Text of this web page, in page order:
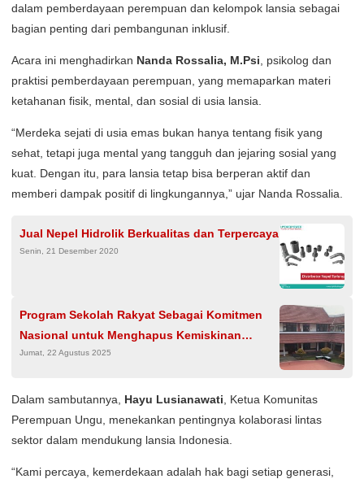
dalam pemberdayaan perempuan dan kelompok lansia sebagai
bagian penting dari pembangunan inklusif.
Acara ini menghadirkan Nanda Rossalia, M.Psi , psikolog dan
praktisi pemberdayaan perempuan, yang memaparkan materi
ketahanan fisik, mental, dan sosial di usia lansia.
“Merdeka sejati di usia emas bukan hanya tentang fisik yang
sehat, tetapi juga mental yang tangguh dan jejaring sosial yang
kuat. Dengan itu, para lansia tetap bisa berperan aktif dan
memberi dampak positif di lingkungannya,” ujar Nanda Rossalia.
Jual Nepel Hidrolik Berkualitas dan Terpercaya
Senin, 21 Desember 2020
Program Sekolah Rakyat Sebagai Komitmen
Nasional untuk Menghapus Kemiskinan
Ekstrem melalui Pendidikan
Jumat, 22 Agustus 2025
Dalam sambutannya, Hayu Lusianawati , Ketua Komunitas
Perempuan Ungu, menekankan pentingnya kolaborasi lintas
sektor dalam mendukung lansia Indonesia.
“Kami percaya, kemerdekaan adalah hak bagi setiap generasi,